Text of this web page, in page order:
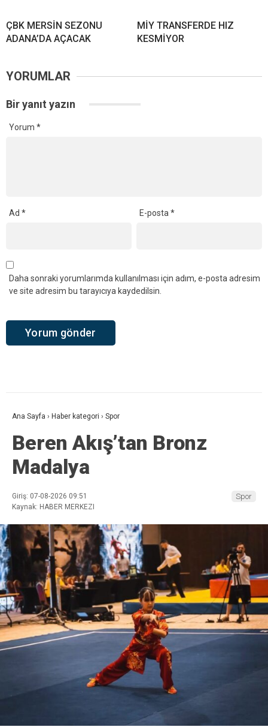
ÇBK MERSİN SEZONU
ADANA’DA AÇACAK
MİY TRANSFERDE HIZ
KESMİYOR
YORUMLAR
Bir yanıt yazın
Yorum *
Ad * E-posta*
Daha sonraki yorumlarımda kullanılması için adım, e-posta adresim
ve site adresim bu tarayıcıya kaydedilsin.
Ana Sayfa › Haber kategori › Spor
Beren Akış’tan Bronz
Madalya
Giriş: 07-08-2026 09:51
Kaynak: HABER MERKEZI
Spor